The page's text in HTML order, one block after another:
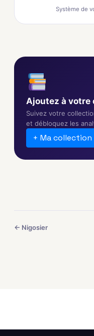
Système de
Ajoutez à votre
Suivez votre
et débloquez les
+ Ma collection
← Nigosier